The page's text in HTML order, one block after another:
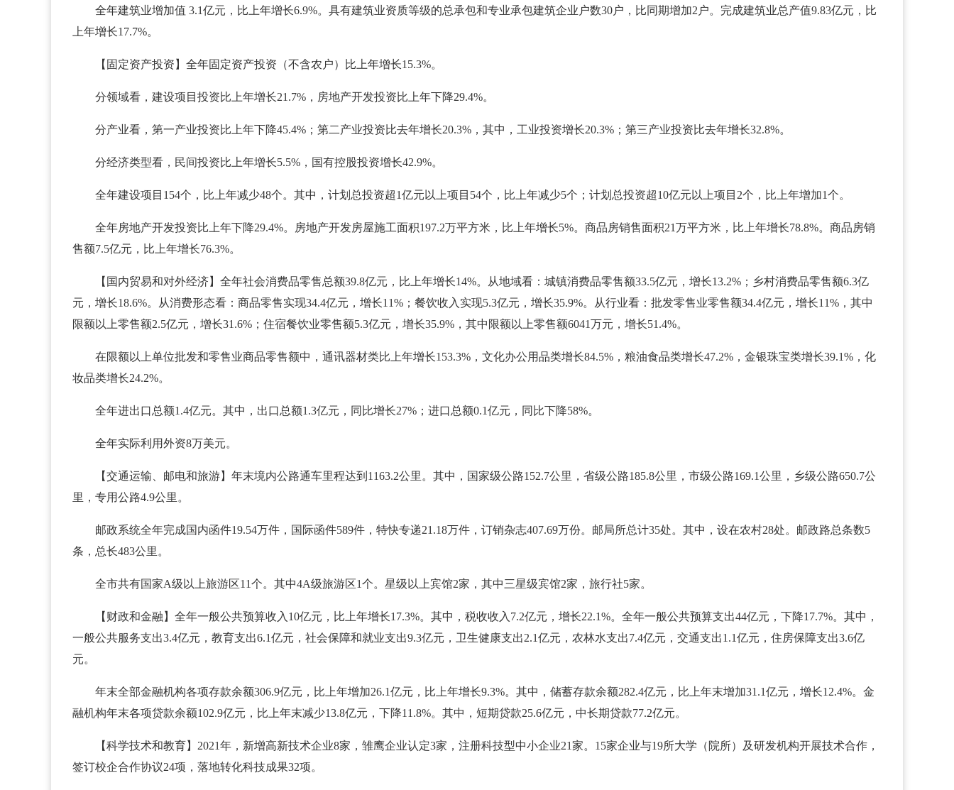
全年建筑业增加值 3.1亿元，比上年增长6.9%。具有建筑业资质等级的总承包和专业承包建筑企业户数30户，比同期增加2户。完成建筑业总产值9.83亿元，比
上年增长17.7%。
【固定资产投资】全年固定资产投资（不含农户）比上年增长15.3%。
分领域看，建设项目投资比上年增长21.7%，房地产开发投资比上年下降29.4%。
分产业看，第一产业投资比上年下降45.4%；第二产业投资比去年增长20.3%，其中，工业投资增长20.3%；第三产业投资比去年增长32.8%。
分经济类型看，民间投资比上年增长5.5%，国有控股投资增长42.9%。
全年建设项目154个，比上年减少48个。其中，计划总投资超1亿元以上项目54个，比上年减少5个；计划总投资超10亿元以上项目2个，比上年增加1个。
全年房地产开发投资比上年下降29.4%。房地产开发房屋施工面积197.2万平方米，比上年增长5%。商品房销售面积21万平方米，比上年增长78.8%。商品房销
售额7.5亿元，比上年增长76.3%。
【国内贸易和对外经济】全年社会消费品零售总额39.8亿元，比上年增长14%。从地域看：城镇消费品零售额33.5亿元，增长13.2%；乡村消费品零售额6.3亿
元，增长18.6%。从消费形态看：商品零售实现34.4亿元，增长11%；餐饮收入实现5.3亿元，增长35.9%。从行业看：批发零售业零售额34.4亿元，增长11%，其中
限额以上零售额2.5亿元，增长31.6%；住宿餐饮业零售额5.3亿元，增长35.9%，其中限额以上零售额6041万元，增长51.4%。
在限额以上单位批发和零售业商品零售额中，通讯器材类比上年增长153.3%，文化办公用品类增长84.5%，粮油食品类增长47.2%，金银珠宝类增长39.1%，化
妆品类增长24.2%。
全年进出口总额1.4亿元。其中，出口总额1.3亿元，同比增长27%；进口总额0.1亿元，同比下降58%。
全年实际利用外资8万美元。
【交通运输、邮电和旅游】年末境内公路通车里程达到1163.2公里。其中，国家级公路152.7公里，省级公路185.8公里，市级公路169.1公里，乡级公路650.7公
里，专用公路4.9公里。
邮政系统全年完成国内函件19.54万件，国际函件589件，特快专递21.18万件，订销杂志407.69万份。邮局所总计35处。其中，设在农村28处。邮政路总条数5
条，总长483公里。
全市共有国家A级以上旅游区11个。其中4A级旅游区1个。星级以上宾馆2家，其中三星级宾馆2家，旅行社5家。
【财政和金融】全年一般公共预算收入10亿元，比上年增长17.3%。其中，税收收入7.2亿元，增长22.1%。全年一般公共预算支出44亿元，下降17.7%。其中，
一般公共服务支出3.4亿元，教育支出6.1亿元，社会保障和就业支出9.3亿元，卫生健康支出2.1亿元，农林水支出7.4亿元，交通支出1.1亿元，住房保障支出3.6亿
元。
年末全部金融机构各项存款余额306.9亿元，比上年增加26.1亿元，比上年增长9.3%。其中，储蓄存款余额282.4亿元，比上年末增加31.1亿元，增长12.4%。金
融机构年末各项贷款余额102.9亿元，比上年末减少13.8亿元，下降11.8%。其中，短期贷款25.6亿元，中长期贷款77.2亿元。
【科学技术和教育】2021年，新增高新技术企业8家，雏鹰企业认定3家，注册科技型中小企业21家。15家企业与19所大学（院所）及研发机构开展技术合作，
签订校企合作协议24项，落地转化科技成果32项。